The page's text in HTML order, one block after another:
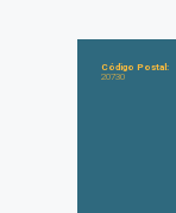
Código Postal:
20730